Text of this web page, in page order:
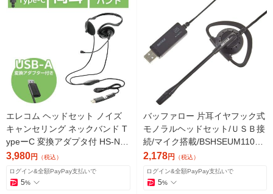
エレコム ヘッドセット ノイズ
キャンセリング ネックバンド T
ypeーC 変換アダプタ付 HS-NB1
1SCBK 1個
3,980円 （税込）
ログイン&全額PayPay支払いで
5%
バッファロー 片耳イヤフック式
モノラルヘッドセット/ＵＳＢ接
続/マイク搭載/BSHSEUM110BK
1台
2,178円 （税込）
ログイン&全額PayPay支払いで
5%